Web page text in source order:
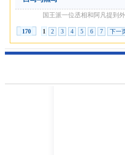
国王派一位丞相和阿凡提到外
170 1 2 3 4 5 6 7 下一